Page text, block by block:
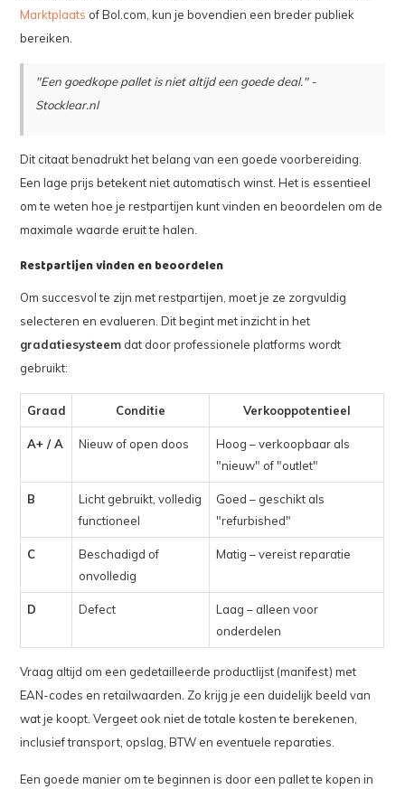
Marktplaats of Bol.com, kun je bovendien een breder publiek
bereiken.
"Een goedkope pallet is niet altijd een goede deal." -
Stocklear.nl
Dit citaat benadrukt het belang van een goede voorbereiding.
Een lage prijs betekent niet automatisch winst. Het is essentieel
om te weten hoe je restpartijen kunt vinden en beoordelen om de
maximale waarde eruit te halen.
Restpartijen vinden en beoordelen
Om succesvol te zijn met restpartijen, moet je ze zorgvuldig
selecteren en evalueren. Dit begint met inzicht in het
gradatiesysteem dat door professionele platforms wordt
gebruikt:
Graad Conditie Verkooppotentieel
A+ / A Nieuw of open doos
Hoog – verkoopbaar als
"nieuw" of "outlet"
B
Licht gebruikt, volledig
functioneel
Goed – geschikt als
"refurbished"
C
Beschadigd of
onvolledig
Matig – vereist reparatie
D Defect
Laag – alleen voor
onderdelen
Vraag altijd om een gedetailleerde productlijst (manifest) met
EAN-codes en retailwaarden. Zo krijg je een duidelijk beeld van
wat je koopt. Vergeet ook niet de totale kosten te berekenen,
inclusief transport, opslag, BTW en eventuele reparaties.
Een goede manier om te beginnen is door een pallet te kopen in